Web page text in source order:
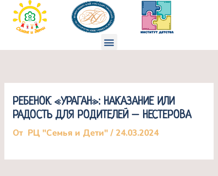
Перейти
содержимому
Меню
РЕБЕНОК «УРАГАН»: НАКАЗАНИЕ ИЛИ
РАДОСТЬ ДЛЯ РОДИТЕЛЕЙ – НЕСТЕРОВА
От РЦ "Семья и Дети"/24.03.2024